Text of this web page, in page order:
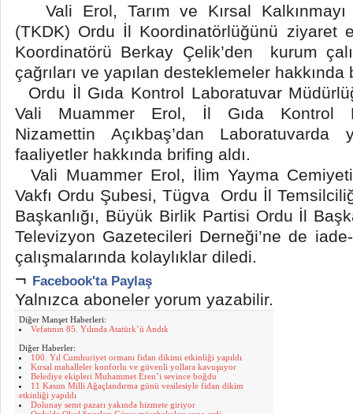
Vali Erol, Tarım ve Kırsal Kalkınmayı
(TKDK) Ordu İl Koordinatörlüğünü ziyaret
Koordinatörü Berkay Çelik’den kurum
çağrıları ve yapılan desteklemeler hakkında
Ordu İl Gıda Kontrol Laboratuvar
Vali Muammer Erol, İl Gıda Kontrol
Nizamettin Açıkbaş’dan
faaliyetler hakkında brifing aldı.
Vali Muammer Erol, İlim Yayma
Vakfı Ordu Şubesi, Tügva Ordu İl
Başkanlığı, Büyük Birlik Partisi Ordu İl
Televizyon Gazetecileri Derneği’ne de
çalışmalarında kolaylıklar diledi.
¬ Facebook'ta Paylaş
Yalnızca aboneler yorum yazabilir.
Diğer Manşet Haberleri:
Vefatının 85. Yılında Atatürk’ü Andık
Diğer Haberler:
100. Yıl Cumhuriyet ormanı fidan dikimi etkinliği yapıldı
Kırsal mahalleler konforlu ve güvenli yollara kavuşuyor
Belediye ekipleri Muhammet Eren’i sevince boğdu
11 Kasım Milli Ağaçlandırma günü vesilesiyle fidan dikim
etkinliği yapıldı
Dolunay semt pazarı yakında hizmete giriyor